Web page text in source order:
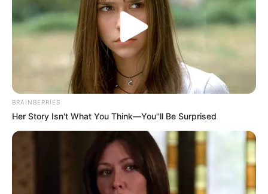
Digər xəbərlər
BRAINBERRIES
Her Story Isn't What You Think—You''ll Be Surprised